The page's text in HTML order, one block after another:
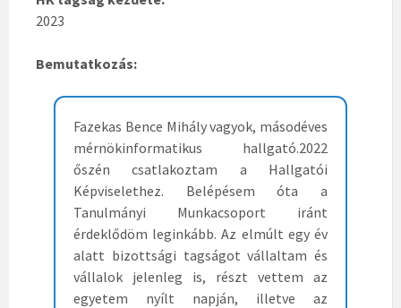
2023
Bemutatkozás:
Fazekas Bence Mihály vagyok, másodéves
mérnökinformatikus hallgató.2022
őszén csatlakoztam a Hallgatói
Képviselethez. Belépésem óta a
Tanulmányi Munkacsoport iránt
érdeklődöm leginkább. Az elmúlt egy év
alatt bizottsági tagságot vállaltam és
vállalok jelenleg is, részt vettem az
egyetem nyílt napján, illetve az